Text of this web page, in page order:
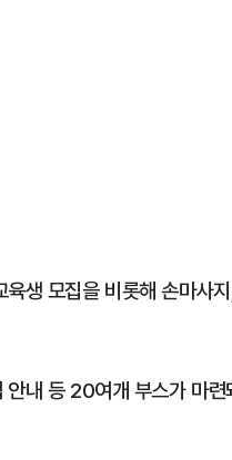
생 모집을 비롯해 손마사
내 등 20여개 부스가 마